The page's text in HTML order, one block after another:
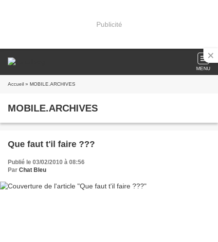
Publicité
MENU
Accueil » MOBILE.ARCHIVES
MOBILE.ARCHIVES
Que faut t'il faire ???
Publié le 03/02/2010 à 08:56
Par Chat Bleu